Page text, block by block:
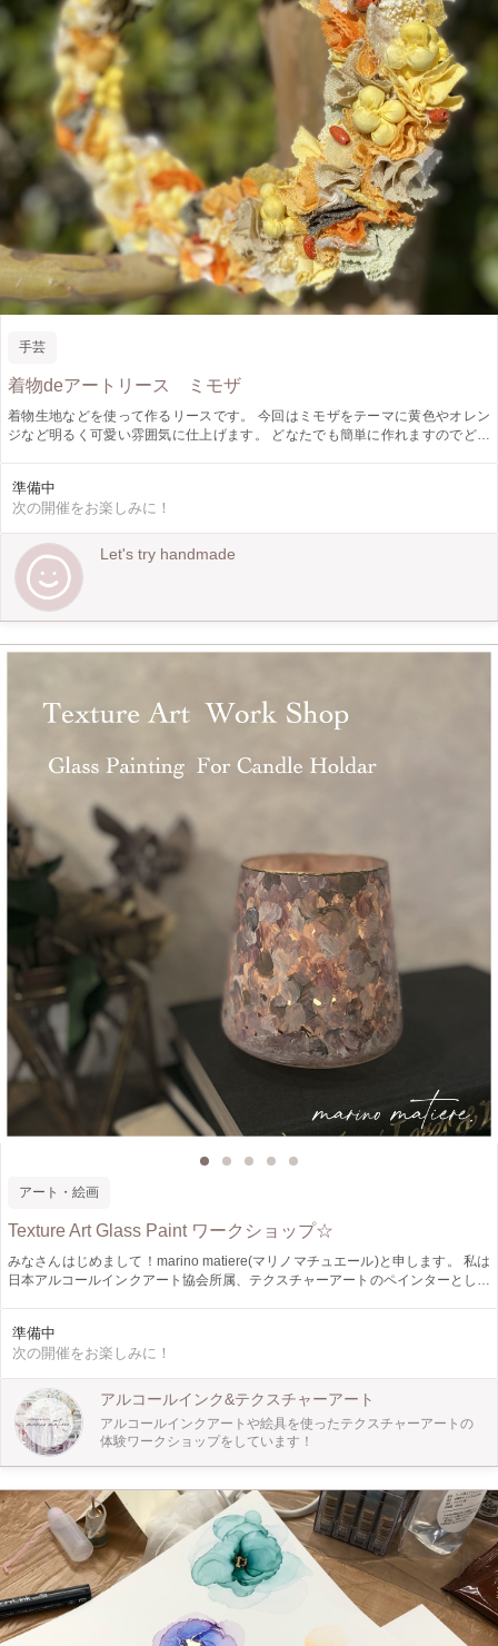
手芸
着物deアートリース ミモザ
着物生地などを使って作るリースです。 今回はミモザをテーマに黄色やオレン
ジなど明るく可愛い雰囲気に仕上げます。 どなたでも簡単に作れますのでどう
準備中
次の開催をお楽しみに！
Let's try handmade
アート・絵画
Texture Art Glass Paint ワークショップ☆
みなさんはじめまして！marino matiere(マリノマチュエール)と申します。 私は
日本アルコールインクアート協会所属、テクスチャーアートのペインターとして
が作れます♪ 絵具の楽しさをたくさんの方に体験していただき、混色のコツなど
もお伝えしていきます。 当日の流れ ご予約していただいた方(最大4名様)でごあ
だきます！ ↓ 乾かしている間に、コーヒーとお菓子でブレイクタイム♪ ↓ ご帰宅
セット内容(当日お渡しするもの) ・グラス 1個 ・手袋 ・教科書 画材 グラス1個
筆2本 メタリックインク キャンドル1個 場所代 ⚠︎当日はエプロンなど汚れてもい
い長袖服装でお越しください。 当日はアルコール除菌と換気を徹底します。 コ
ロナウイルス対策によりマスク着用、手袋着用をお願いしております。
準備中
次の開催をお楽しみに！
アルコールインク&テクスチャーアート
アルコールインクアートや絵具を使ったテクスチャーアートの
体験ワークショップをしています！